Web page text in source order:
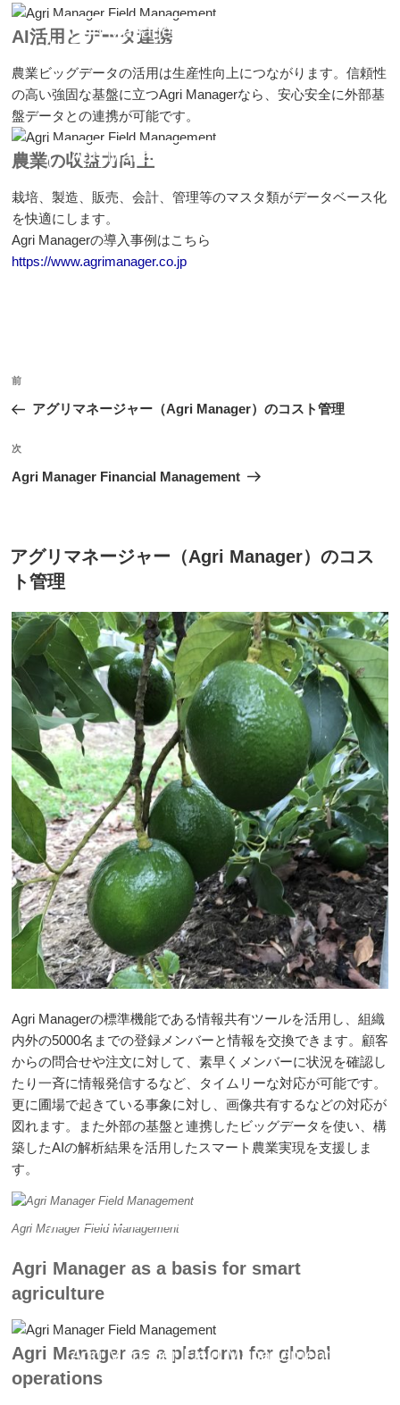
Agri Manager Field Management
AI活用とデータ連携
農業ビッグデータの活用は生産性向上につながります。信頼性
の高い強固な基盤に立つAgri Managerなら、安心安全に外部基
盤データとの連携が可能です。
Agri Manager Field Management
農業の収益力向上
栽培、製造、販売、会計、管理等のマスタ類がデータベース化
を快適にします。
Agri Managerの導入事例はこちら
https://www.agrimanager.co.jp
投
ナ
ビ
ゲ
ョ
ン
前
の
稿
前
アグリマネージャー（Agri Manager）のコスト管理
次
の
次
Agri Manager Financial Management
投
稿
日:
アグリマネージャー（Agri Manager）のコス
ト管理
Agri Managerの標準機能である情報共有ツールを活用し、組織
内外の5000名までの登録メンバーと情報を交換できます。顧客
からの問合せや注文に対して、素早くメンバーに状況を確認し
たり一斉に情報発信するなど、タイムリーな対応が可能です。
更に圃場で起きている事象に対し、画像共有するなどの対応が
図れます。また外部の基盤と連携したビッグデータを使い、構
築したAIの解析結果を活用したスマート農業実現を支援しま
す。
Agri Manager Field Management
Agri Manager Field Management
Agri Manager as a basis for smart
agriculture
Agri Manager Field Management
Agri Manager as a platform for global
operations